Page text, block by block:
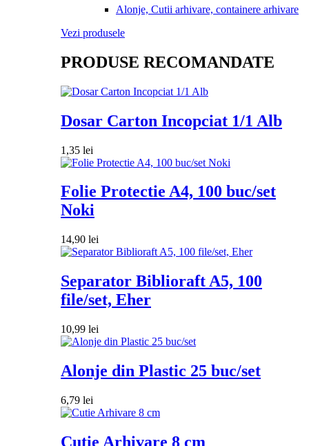
Alonje, Cutii arhivare, containere arhivare
Vezi produsele
PRODUSE RECOMANDATE
Dosar Carton Incopciat 1/1 Alb
1,35 lei
Folie Protectie A4, 100 buc/set
Noki
14,90 lei
Separator Biblioraft A5, 100
file/set, Eher
10,99 lei
Alonje din Plastic 25 buc/set
6,79 lei
Cutie Arhivare 8 cm